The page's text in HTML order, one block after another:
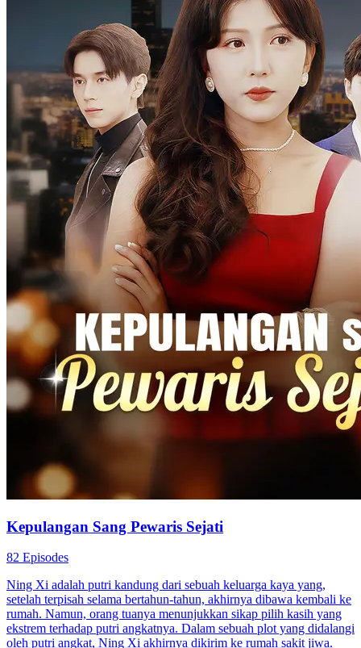
Ibu mertuanya menjebak Putri Sunita, dan akhirnya memaksa Putri
menandatangani perjanjian perceraian dan meninggalkan negara
tersebut. Enam tahun kemudian, Putri kembali ke Tiongkok bersama
putrinya Monica dan Peter juga akan menikah dengan Linda. Peter
dan Linda datang ke Perusahaan DL untuk memilih gaun
pertunangan mereka. Sebagai desainer senior DL Group, Putri
melayani mereka. Pertemuan tak terduga kali ini menyebabkan Peter
dan Putri terjerat lagi, dan kesalahpahaman masa lalu mereka
berangsur-angsur terselesaikan.
Romansa UrbanSerangan balikKeluarga Fued
Rumah Tangga Tak Harmonis
Putri tiba-tiba menjadi putri angkat. Teman masa kecilnya memilih
untuk menjalin hubungan dengan putri kandung. Putri datang ke
acara yang menampilkan teman masa kecilnya dan putri kandung
itu. Yang menemani Putri adalah Aditya dari keluarga kaya raya.
Aditya telah menunggu lama untuk melindungi wanita yang
berharga di hatinya.
Cinta Setelah Pernikahan
Menghancurkan
Memberimu Janji Abadi
Putri Ayu dan Rizky Pratama adalah sahabat masa kecil. Namun,
hidupnya berubah drastis setelah ibunya mengalami kecelakaan dan
ayahnya membawa selingkuhan serta Putri Lestari ke rumah. Putri
Putri Ayu melawan saat dipaksa melahirkan anak untuk Putri
Lestari.
Pertumbuhan Wanita